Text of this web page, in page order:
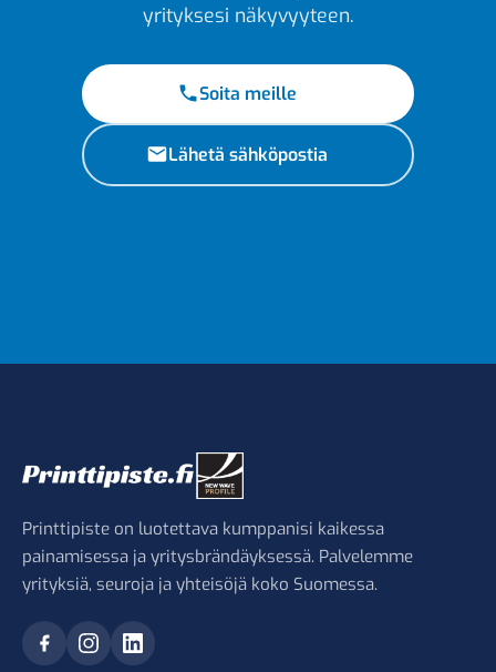
yrityksesi näkyvyyteen.
Soita meille
Lähetä sähköpostia
Printtipiste on luotettava kumppanisi kaikessa
painamisessa ja yritysbrändäyksessä. Palvelemme
yrityksiä, seuroja ja yhteisöjä koko Suomessa.